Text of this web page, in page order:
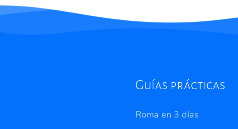
Guías prácticas
Roma en 3 días